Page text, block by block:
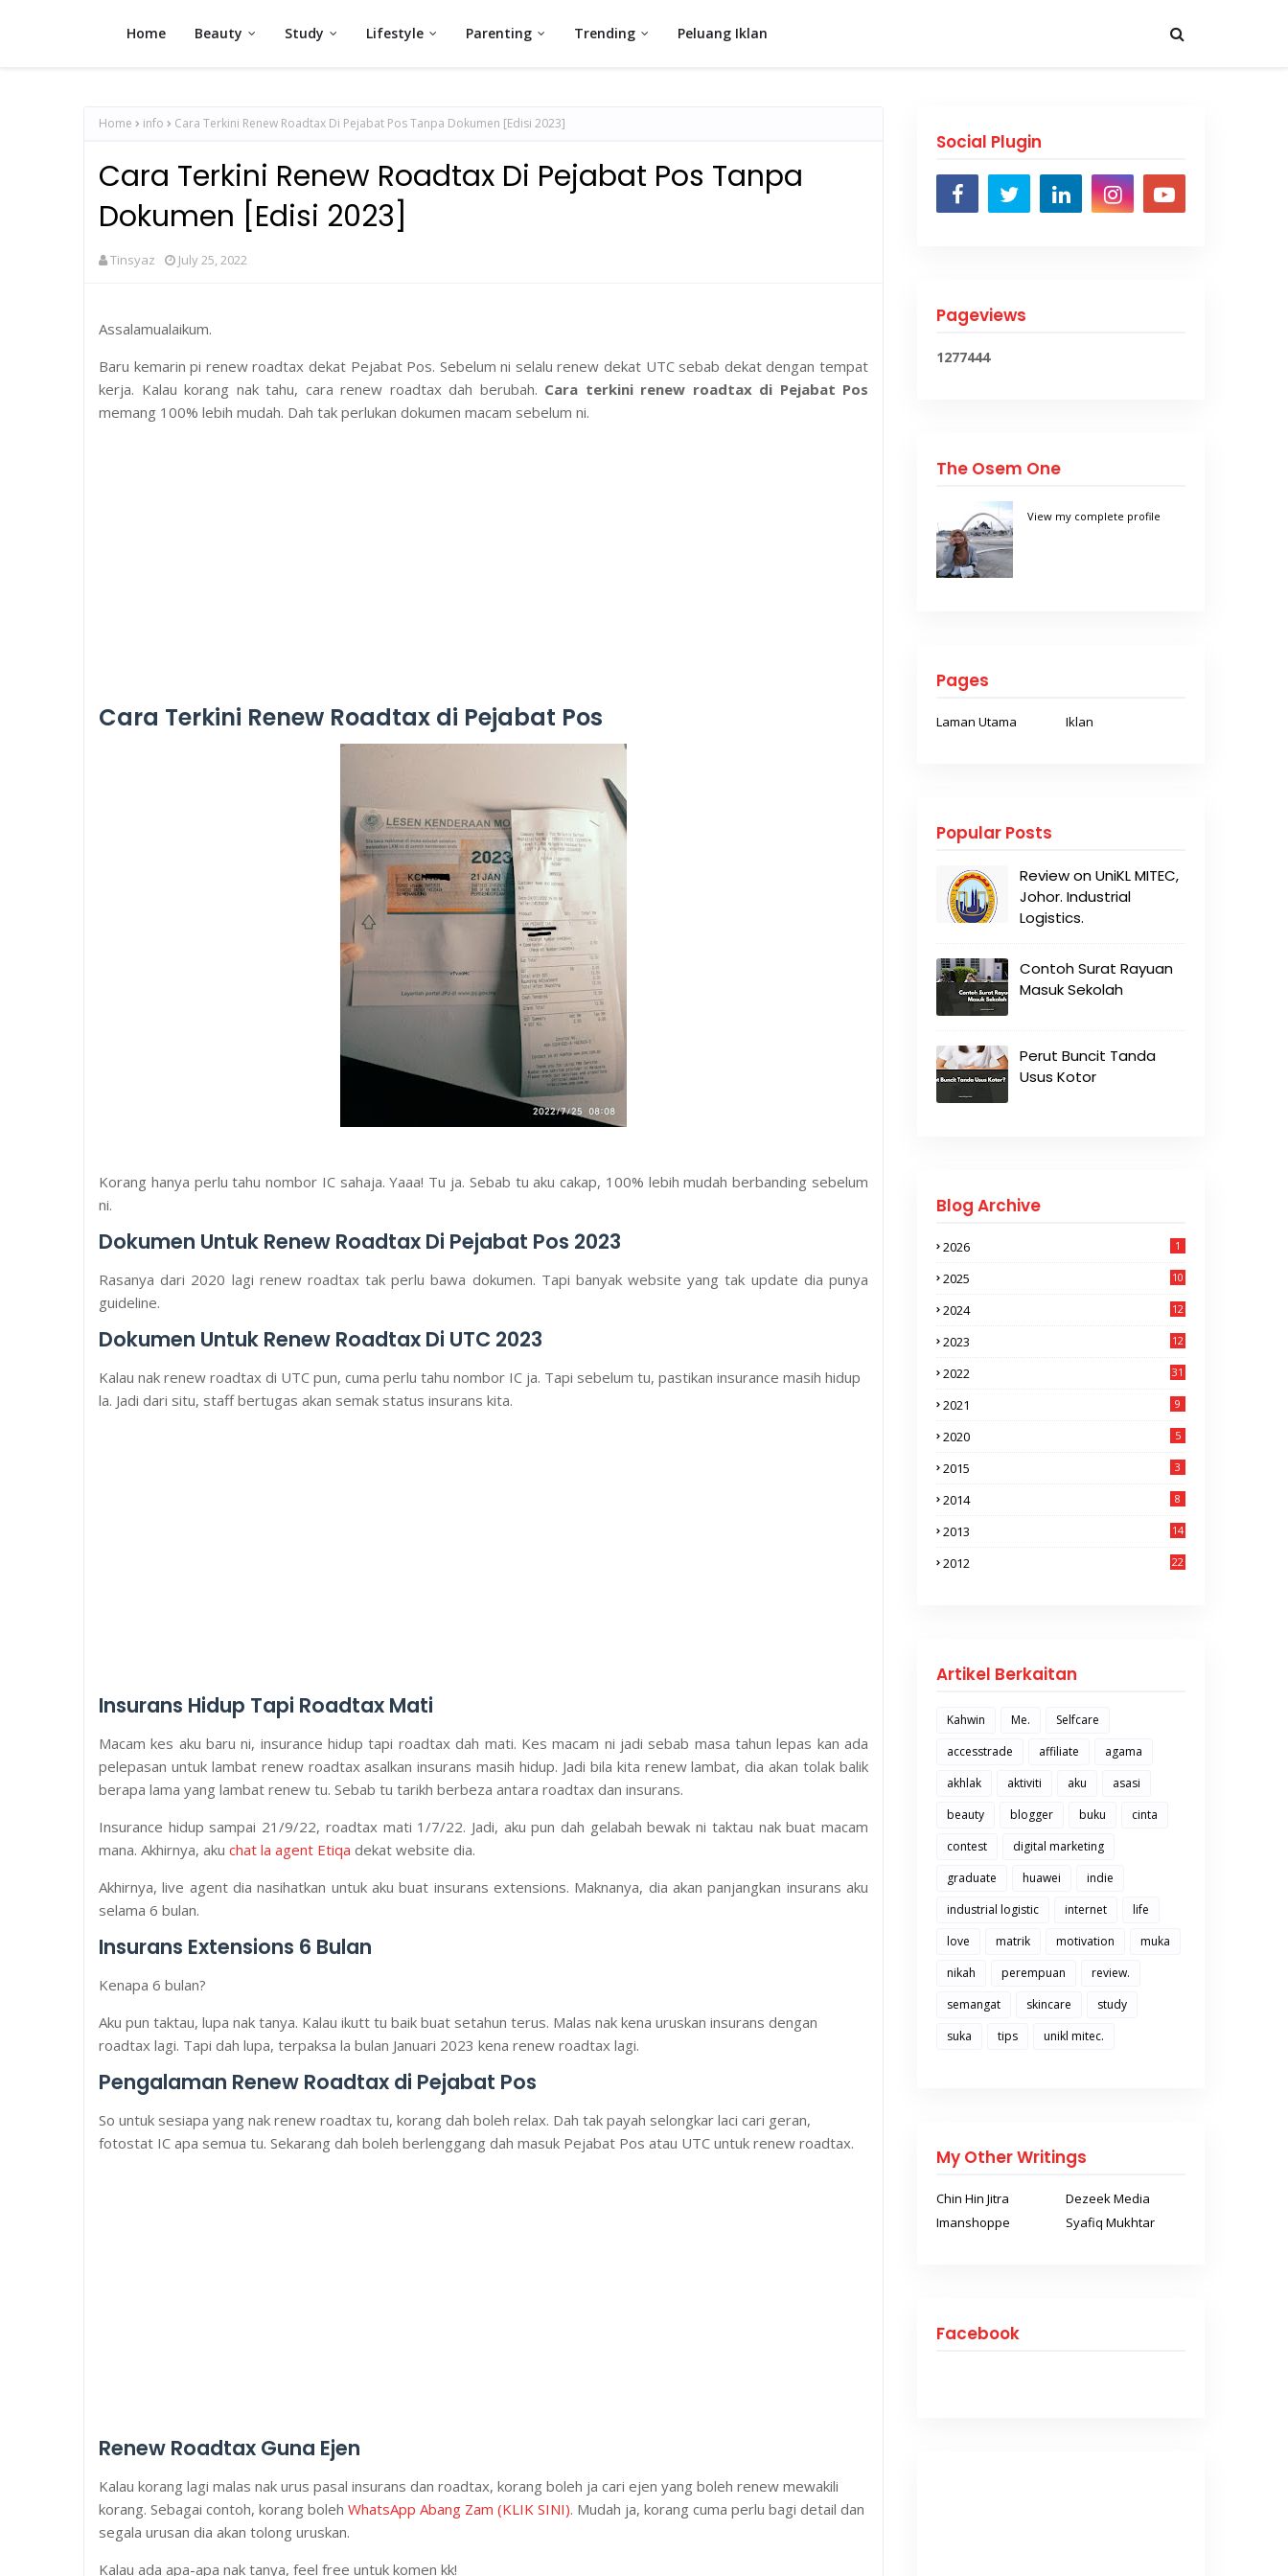
Home Beauty Study Lifestyle Parenting Trending Peluang Iklan
Home info Cara Terkini Renew Roadtax Di Pejabat Pos Tanpa Dokumen [Edisi 2023]
Cara Terkini Renew Roadtax Di Pejabat Pos Tanpa
Dokumen [Edisi 2023]
Tinsyaz July 25, 2022
Assalamualaikum.
Baru kemarin pi renew roadtax dekat Pejabat Pos. Sebelum ni selalu renew dekat UTC sebab dekat dengan tempat
kerja. Kalau korang nak tahu, cara renew roadtax dah berubah. Cara terkini renew roadtax di Pejabat Pos
memang 100% lebih mudah. Dah tak perlukan dokumen macam sebelum ni.
Cara Terkini Renew Roadtax di Pejabat Pos
Korang hanya perlu tahu nombor IC sahaja. Yaaa! Tu ja. Sebab tu aku cakap, 100% lebih mudah berbanding sebelum
ni.
Dokumen Untuk Renew Roadtax Di Pejabat Pos 2023
Rasanya dari 2020 lagi renew roadtax tak perlu bawa dokumen. Tapi banyak website yang tak update dia punya
guideline.
Dokumen Untuk Renew Roadtax Di UTC 2023
Kalau nak renew roadtax di UTC pun, cuma perlu tahu nombor IC ja. Tapi sebelum tu, pastikan insurance masih hidup
la. Jadi dari situ, staff bertugas akan semak status insurans kita.
Insurans Hidup Tapi Roadtax Mati
Macam kes aku baru ni, insurance hidup tapi roadtax dah mati. Kes macam ni jadi sebab masa tahun lepas kan ada
pelepasan untuk lambat renew roadtax asalkan insurans masih hidup. Jadi bila kita renew lambat, dia akan tolak balik
berapa lama yang lambat renew tu. Sebab tu tarikh berbeza antara roadtax dan insurans.
Insurance hidup sampai 21/9/22, roadtax mati 1/7/22. Jadi, aku pun dah gelabah bewak ni taktau nak buat macam
mana. Akhirnya, aku chat la agent Etiqa dekat website dia.
Akhirnya, live agent dia nasihatkan untuk aku buat insurans extensions. Maknanya, dia akan panjangkan insurans aku
selama 6 bulan.
Insurans Extensions 6 Bulan
Kenapa 6 bulan?
Aku pun taktau, lupa nak tanya. Kalau ikutt tu baik buat setahun terus. Malas nak kena uruskan insurans dengan
roadtax lagi. Tapi dah lupa, terpaksa la bulan Januari 2023 kena renew roadtax lagi.
Pengalaman Renew Roadtax di Pejabat Pos
So untuk sesiapa yang nak renew roadtax tu, korang dah boleh relax. Dah tak payah selongkar laci cari geran,
fotostat IC apa semua tu. Sekarang dah boleh berlenggang dah masuk Pejabat Pos atau UTC untuk renew roadtax.
Renew Roadtax Guna Ejen
Kalau korang lagi malas nak urus pasal insurans dan roadtax, korang boleh ja cari ejen yang boleh renew mewakili
korang. Sebagai contoh, korang boleh WhatsApp Abang Zam (KLIK SINI). Mudah ja, korang cuma perlu bagi detail dan
segala urusan dia akan tolong uruskan.
Kalau ada apa-apa nak tanya, feel free untuk komen kk!
Social Plugin
Pageviews
1277444
The Osem One
View my complete profile
Pages
Laman Utama Iklan
Popular Posts
Review on UniKL MITEC,
Johor. Industrial
Logistics.
Contoh Surat Rayuan
Masuk Sekolah
Perut Buncit Tanda
Usus Kotor
Blog Archive
2026 1
2025 10
2024 12
2023 12
2022 31
2021 9
2020 5
2015 3
2014 8
2013 14
2012 22
Artikel Berkaitan
Kahwin Me.
Selfcare
accesstrade
affiliate
agama
akhlak
aktiviti aku
asasi
beauty
blogger buku
cinta
contest
digital marketing
graduate
huawei
indie
industrial logistic
internet
life
love
matrik motivation
muka
nikah
perempuan
review.
semangat
skincare
study
suka
tips unikl mitec.
My Other Writings
Chin Hin Jitra
Dezeek Media
Imanshoppe
Syafiq Mukhtar
Facebook